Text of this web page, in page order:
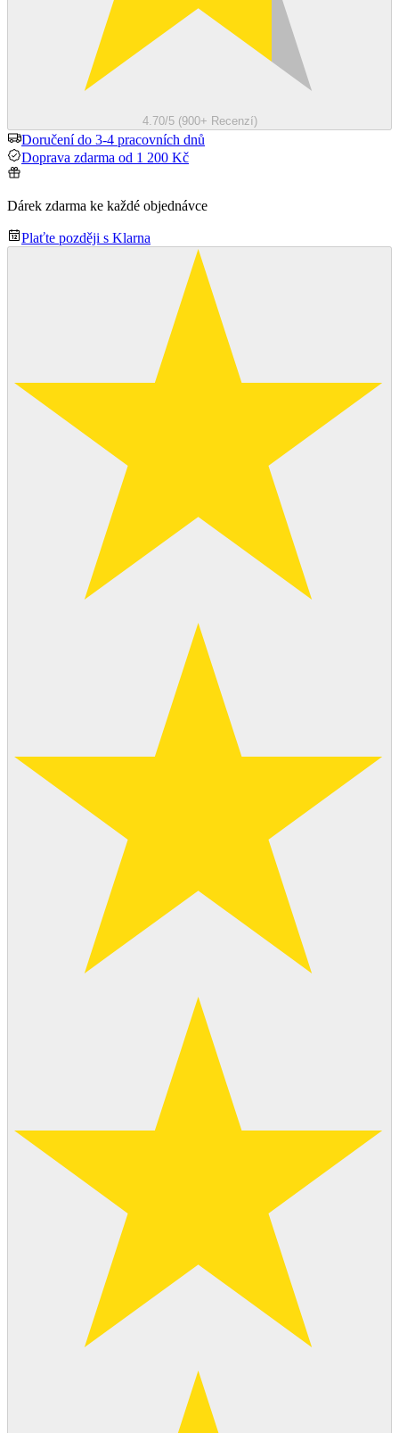
4.70/5 (900+ Recenzí)
Doručení do 3-4 pracovních dnů
Doprava zdarma od 1 200 Kč
Dárek zdarma ke každé objednávce
Plaťte později s Klarna